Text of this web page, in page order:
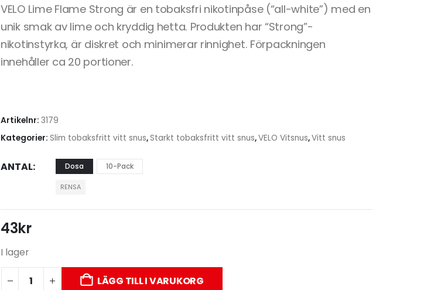
VELO Lime Flame Strong är en tobaksfri nikotinpåse (“all-white”) med en
unik smak av lime och kryddig hetta. Produkten har “Strong”-
nikotinstyrka, är diskret och minimerar rinnighet. Förpackningen
innehåller ca 20 portioner.
Artikelnr: 3179
Kategorier: Slim tobaksfritt vitt snus,Starkt tobaksfritt vitt snus,VELO Vitsnus,Vitt snus
ANTAL Dosa 10-Pack
RENSA
43kr
I lager
LÄGG TILL I VARUKORG